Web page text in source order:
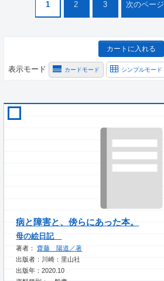
1 2 3 次のページ
カートに入れる
表示モード カードモード シンプルモード
病と障害と、傍らにあった本。
母の絵日記
著者：齋藤 陽道／著
出版者：川崎：里山社
出版年：2020.10